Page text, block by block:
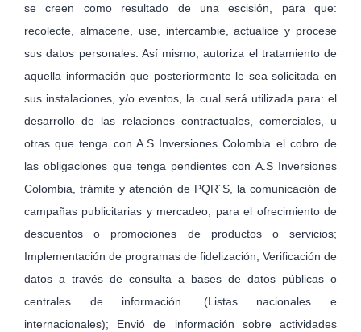
se creen como resultado de una escisión, para que:
recolecte, almacene, use, intercambie, actualice y procese
sus datos personales. Así mismo, autoriza el tratamiento de
aquella información que posteriormente le sea solicitada en
sus instalaciones, y/o eventos, la cual será utilizada para: el
desarrollo de las relaciones contractuales, comerciales, u
otras que tenga con A.S Inversiones Colombia el cobro de
las obligaciones que tenga pendientes con A.S Inversiones
Colombia, trámite y atención de PQR´S, la comunicación de
campañas publicitarias y mercadeo, para el ofrecimiento de
descuentos o promociones de productos o servicios;
Implementación de programas de fidelización; Verificación de
datos a través de consulta a bases de datos públicas o
centrales de información. (Listas nacionales e
internacionales); Envió de información sobre actividades